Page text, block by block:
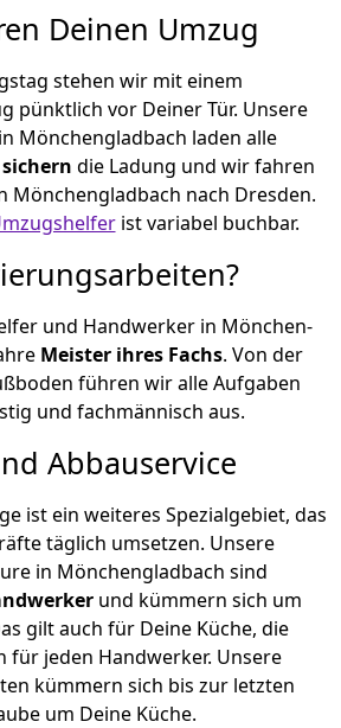
Deinen Umzug
stehen wir mit einem
pünktlich vor Deiner Tür. Unsere
Mönchen­gladbach laden alle
sichern die Ladung und wir fahren
Mönchen­gladbach nach Dresden.
ist variabel buchbar.
und Handwerker in Mönchen­
Meister ihres Fachs. Von der
führen wir alle Aufgaben
und fachmännisch aus.
Abbauservice
ist ein weiteres Spezialgebiet, das
täglich umsetzen. Unsere
in Mönchen­gladbach sind
und kümmern sich um
gilt auch für Deine Küche, die
für jeden Handwerker. Unsere
kümmern sich bis zur letzten
um Deine Küche.